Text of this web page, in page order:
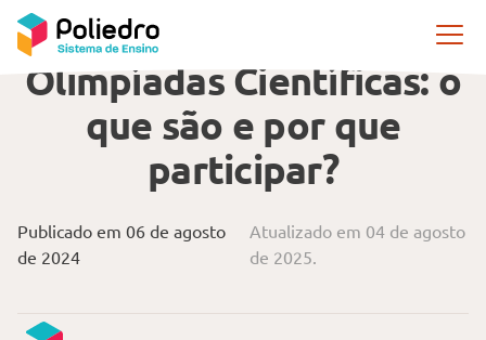
Pular navegação OLIMPÍADAS CIENTÍFICAS
Olimpíadas Científicas: o
que são e por que
participar?
Publicado em 06 de agosto
de 2024
Atualizado em 04 de agosto
de 2025.